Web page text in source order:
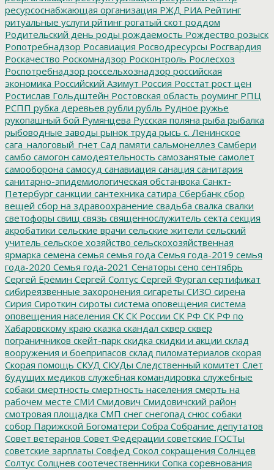
ресурсоснабжающая организация РЖД РИА Рейтинг
ритуальные услуги рйтинг рогатый скот роддом
Родительский день роды рождаемость Рождество розыск
Ропотребнадзор Росавиация Росводресурсы Росгвардия
Роскачество Роскомнадзор Росконтроль Рослесхоз
Роспотребнадзор россельхознадзор российская
экономика Российский Азимут Россия Росстат рост цен
Ростислав Гольдштейн Ростовская область роуминг РПЦ
РСПП рубка деревьев рубли рубль Рудное ружье
рукопашный бой Румянцева Русская поляна рыба рыбалка
рыбоводные заводы рынок труда рысь с. Ленинское
сага_налоговый_гнет Сад памяти сальмонеллез Самбери
самбо самогон самодеятельность самозанятые самолет
самооборона самосуд санавиация санация санитария
санитарно-эпидемиологическая обстанвока Санкт-
Петербург санкции сантехника сатира Сбербанк сбор
вещей сбор на здравоохранение свадьба свалка свалки
светофоры свищ связь священнослужитель секта секция
акробатики сельские врачи сельские жители сельский
учитель сельское хозяйство сельскохозяйственная
ярмарка семена семья семья года Семья года-2019 семья
года-2020 Семья года-2021 Сенаторы сено сентябрь
Сергей Ерёмин Сергей Солтус Сергей Фургал сертификат
сибиреязвенные захоронения сигареты СИЗО сирена
Сирия Сироткин сироты система оповещения система
оповещения населения СК СК России СК РФ СК РФ по
Хабаровскому краю сказка скандал сквер сквер
пограничников скейт-парк скидка скидки и акции склад
вооружения и боеприпасов склад пиломатериалов скорая
Скорая помощь СКУД СКУДы Следственный комитет Слет
будущих медиков служебная командировка служебные
собаки смертность смертность населения смерть на
рабочем месте СМИ Смидович Смидовичский район
смотровая площадка СМП снег снегопад снюс собаки
собор Парижской Богоматери Собра Собрание депутатов
Совет ветеранов Совет Федерации советские ГОСТы
советские зарплаты Совфед Сокол сокращения Солнцев
Солтус Солцнев соотечественники Сопка соревнования